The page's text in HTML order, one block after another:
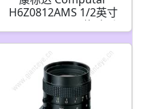
H6Z0812AMS 1/2英寸
8-48mm F1.2 6倍 电动
(C接口)